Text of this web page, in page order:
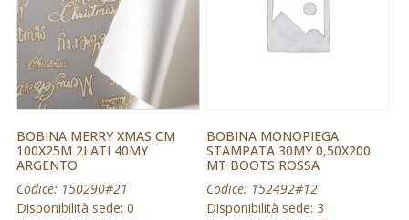
BOBINA MERRY XMAS CM
100X25M 2LATI 40MY
ARGENTO
Codice: 150290#21
Disponibilità sede: 0
BOBINA MONOPIEGA
STAMPATA 30MY 0,50X200
MT BOOTS ROSSA
Codice: 152492#12
Disponibilità sede: 3